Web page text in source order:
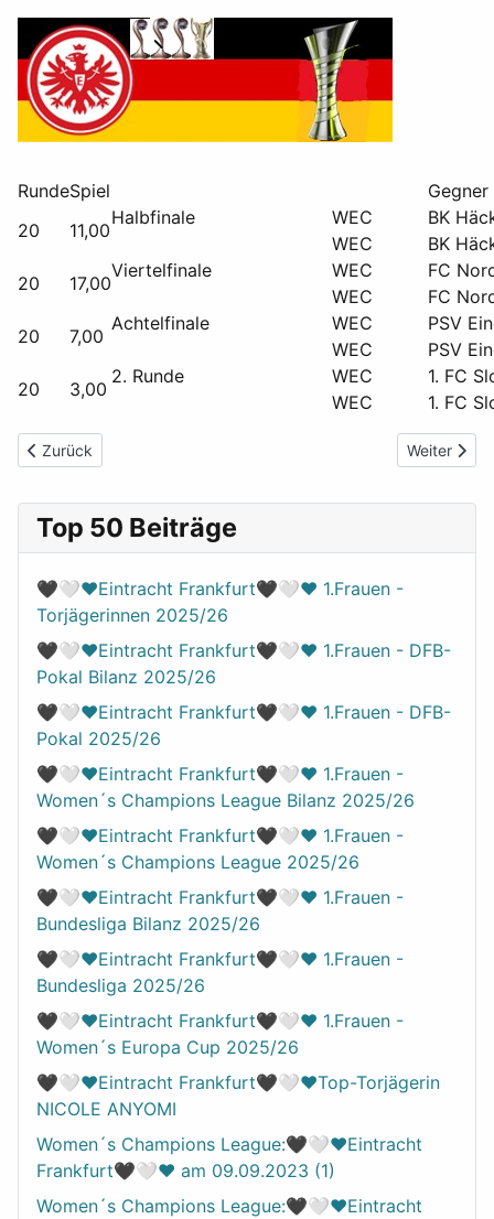
RundeSpiel
20
11,00
Halbfinale WEC
BK
WEC
BK
20
17,00
Viertelfinale WEC
FC
WEC
FC
20
7,00
Achtelfinale WEC
PSV
WEC
PSV
20
3,00
2. Runde WEC
1. FC
WEC
1. FC
Vorheriger Beitrag: 🖤🤍❤️Eintracht Frankfurt🖤🤍❤️ 1.Frauen -
Zurück Nächster
Weiter
Top 50 Beiträge
🖤🤍❤️Eintracht Frankfurt🖤🤍❤️ 1.Frauen -
Torjägerinnen 2025/26
🖤🤍❤️Eintracht Frankfurt🖤🤍❤️ 1.Frauen - DFB-
Pokal Bilanz 2025/26
🖤🤍❤️Eintracht Frankfurt🖤🤍❤️ 1.Frauen - DFB-
Pokal 2025/26
🖤🤍❤️Eintracht Frankfurt🖤🤍❤️ 1.Frauen -
Women´s Champions League Bilanz 2025/26
🖤🤍❤️Eintracht Frankfurt🖤🤍❤️ 1.Frauen -
Women´s Champions League 2025/26
🖤🤍❤️Eintracht Frankfurt🖤🤍❤️ 1.Frauen -
Bundesliga Bilanz 2025/26
🖤🤍❤️Eintracht Frankfurt🖤🤍❤️ 1.Frauen -
Bundesliga 2025/26
🖤🤍❤️Eintracht Frankfurt🖤🤍❤️ 1.Frauen -
Women´s Europa Cup 2025/26
🖤🤍❤️Eintracht Frankfurt🖤🤍❤️Top-Torjägerin
NICOLE ANYOMI
Women´s Champions League:🖤🤍❤️Eintracht
Frankfurt🖤🤍❤️ am 09.09.2023 (1)
Women´s Champions League:🖤🤍❤️Eintracht